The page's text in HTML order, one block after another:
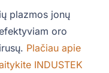
plazmos jonų
oro
Plačiau apie
INDUSTEK